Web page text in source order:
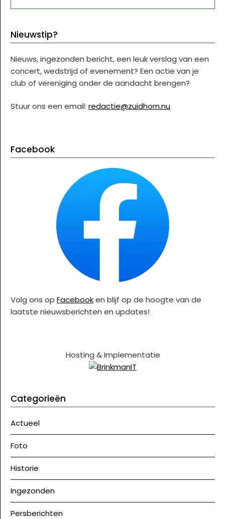
Nieuwstip?
Nieuws, ingezonden bericht, een leuk verslag van een
concert, wedstrijd of evenement? Een actie van je
club of vereniging onder de aandacht brengen?
Stuur ons een email: redactie@zuidhorn.nu
Facebook
Volg ons op Facebooken blijf op de hoogte van de
laatste nieuwsberichten en updates!
Hosting & Implementatie
Categorieën
Actueel
Foto
Historie
Ingezonden
Persberichten